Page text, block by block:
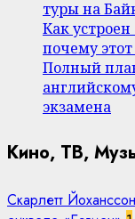
туры на
Как
почему
Полный
экзамена
Кино, ТВ,
Скарлетт